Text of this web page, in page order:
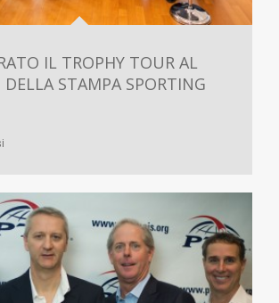
IL TROPHY TOUR AL
DELLA STAMPA SPORTING